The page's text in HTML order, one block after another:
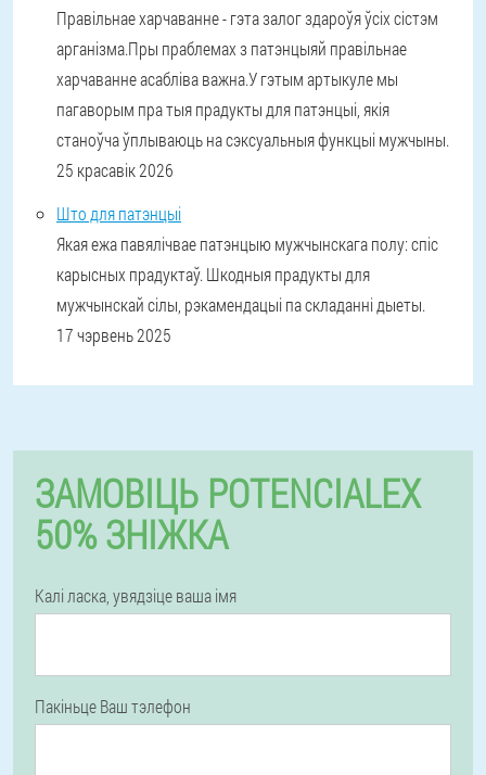
Правільнае харчаванне - гэта залог здароўя ўсіх сістэм
арганізма.Пры праблемах з патэнцыяй правільнае
харчаванне асабліва важна.У гэтым артыкуле мы
пагаворым пра тыя прадукты для патэнцыі, якія
станоўча ўплываюць на сэксуальныя функцыі мужчыны.
25 красавік 2026
Што для патэнцыі
Якая ежа павялічвае патэнцыю мужчынскага полу: спіс
карысных прадуктаў. Шкодныя прадукты для
мужчынскай сілы, рэкамендацыі па складанні дыеты.
17 чэрвень 2025
ЗАМОВІЦЬ POTENCIALEX
50% ЗНІЖКА
Калі ласка, увядзіце ваша імя
Пакіньце Ваш тэлефон